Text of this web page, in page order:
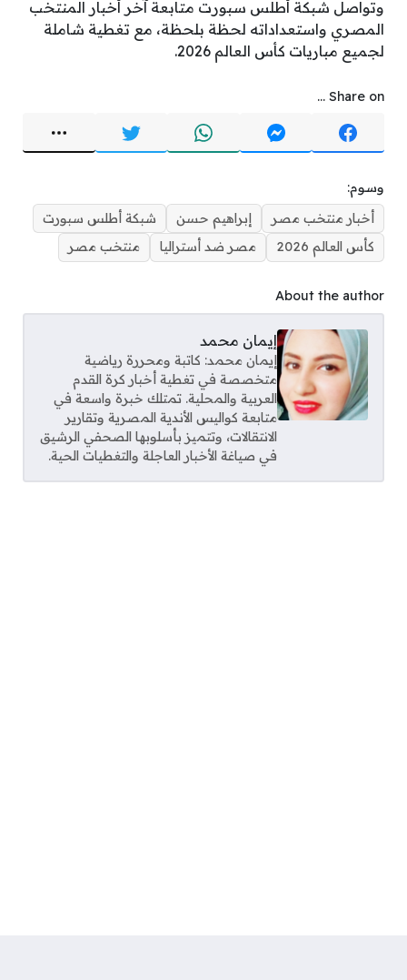
وتواصل شبكة أطلس سبورت متابعة آخر أخبار المنتخب
المصري واستعداداته لحظة بلحظة، مع تغطية شاملة
لجميع مباريات كأس العالم 2026.
Share on ...
وسوم:
أخبار منتخب مصر
إبراهيم حسن
شبكة أطلس سبورت
كأس العالم 2026
مصر ضد أستراليا منتخب مصر
About the author
إيمان محمد
إيمان محمد: كاتبة ومحررة رياضية
متخصصة في تغطية أخبار كرة القدم
العربية والمحلية. تمتلك خبرة واسعة في
متابعة كواليس الأندية المصرية وتقارير
الانتقالات، وتتميز بأسلوبها الصحفي الرشيق
في صياغة الأخبار العاجلة والتغطيات الحية.